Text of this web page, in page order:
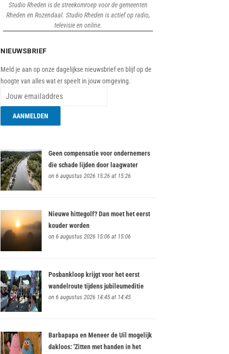
Studio Rheden is de streekomroep voor de gemeenten
Rheden en Rozendaal. Studio Rheden is actief op radio,
televisie en online.
NIEUWSBRIEF
Meld je aan op onze dagelijkse nieuwsbrief en blijf op de
hoogte van alles wat er speelt in jouw omgeving.
Geen compensatie voor ondernemers
die schade lijden door laagwater
on 6 augustus 2026 15:26 at 15:26
Nieuwe hittegolf? Dan moet het eerst
kouder worden
on 6 augustus 2026 15:06 at 15:06
Posbankloop krijgt voor het eerst
wandelroute tijdens jubileumeditie
on 6 augustus 2026 14:45 at 14:45
Barbapapa en Meneer de Uil mogelijk
dakloos: 'Zitten met handen in het